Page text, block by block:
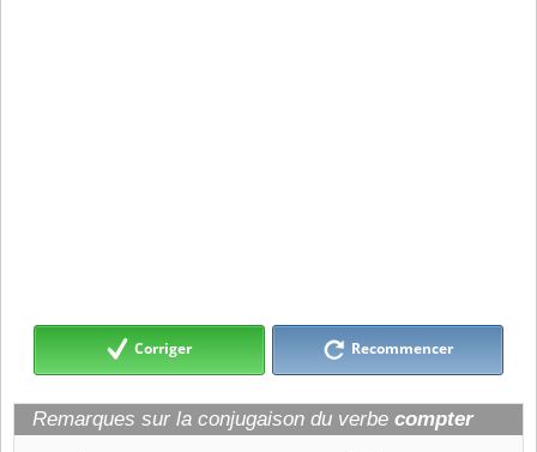
Corriger Recommencer
Remarques sur la conjugaison du verbe compter